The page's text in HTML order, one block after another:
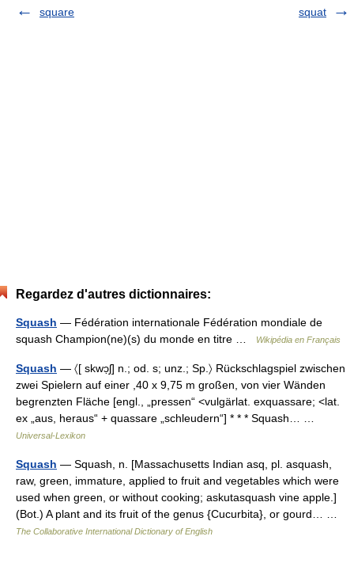
square squat
Regardez d'autres dictionnaires:
Squash — Fédération internationale Fédération mondiale de
squash Champion(ne)(s) du monde en titre …
Wikipédia en Français
Squash — 〈[ skwɔ̣ʃ] n.; od. s; unz.; Sp.〉 Rückschlagspiel zwischen
zwei Spielern auf einer ,40 x 9,75 m großen, von vier Wänden
begrenzten Fläche [engl., „pressen“ <vulgärlat. exquassare; <lat.
ex „aus, heraus“ + quassare „schleudern“] * * * Squash… …
Universal-Lexikon
Squash — Squash, n. [Massachusetts Indian asq, pl. asquash,
raw, green, immature, applied to fruit and vegetables which were
used when green, or without cooking; askutasquash vine apple.]
(Bot.) A plant and its fruit of the genus {Cucurbita}, or gourd… …
The Collaborative International Dictionary of English